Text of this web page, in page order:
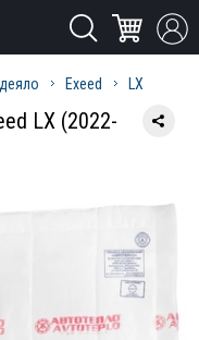
Exeed LX
LX (2022-